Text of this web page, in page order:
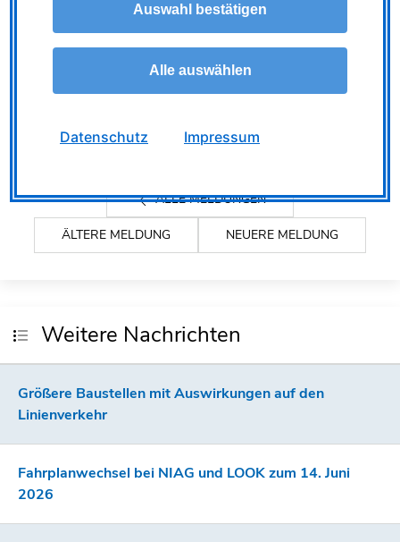
App. Aktuelle Informationen über
Verkehrsbeeinträchtigungen erhalten Fahrgäste
ebenfalls hier und auf der NIAG-Homepage.
Der Bericht der RHEINISCHEN POST ist
ALLE MELDUNGEN
ÄLTERE MELDUNG NEUERE MELDUNG
Weitere Nachrichten
Größere Baustellen mit Auswirkungen auf den
Linienverkehr
Fahrplanwechsel bei NIAG und LOOK zum 14. Juni
2026
Auswahl bestätigen
Alle auswählen
Datenschutz Impressum